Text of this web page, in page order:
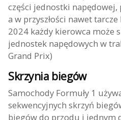
części jednostki
a w przyszłości nawet
2024 każdy kierowca może
jednostek napędowych w
Grand Prix)
Skrzynia biegów
Samochody Formuły 1
sekwencyjnych skrzyń
biegów do przodu i jednym